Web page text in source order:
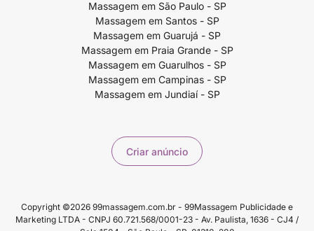
Massagem em São Paulo - SP
Massagem em Santos - SP
Massagem em Guarujá - SP
Massagem em Praia Grande - SP
Massagem em Guarulhos - SP
Massagem em Campinas - SP
Massagem em Jundiaí - SP
Criar anúncio
Copyright ©2026 99massagem.com.br - 99Massagem Publicidade e
Marketing LTDA - CNPJ 60.721.568/0001-23 - Av. Paulista, 1636 - CJ4 /